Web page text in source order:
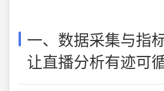
一、数据采集与指
让直播分析有迹可